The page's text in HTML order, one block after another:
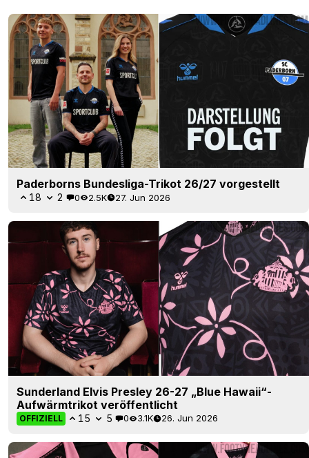
Paderborns Bundesliga-Trikot 26/27 vorgestellt
18 2 0 2.5K 27. Jun 2026
Sunderland Elvis Presley 26-27 „Blue Hawaii“-
Aufwärmtrikot veröffentlicht
OFFIZIELL 15 5 0 3.1K 26. Jun 2026